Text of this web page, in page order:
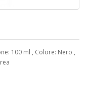
100 ml , Colore: Nero ,